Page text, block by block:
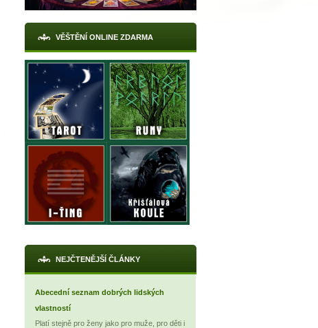
VĚŠTĚNÍ ONLINE ZDARMA
NEJČTENĚJŠÍ ČLÁNKY
Abecední seznam dobrých lidských
vlastností
Platí stejně pro ženy jako pro muže, pro děti i